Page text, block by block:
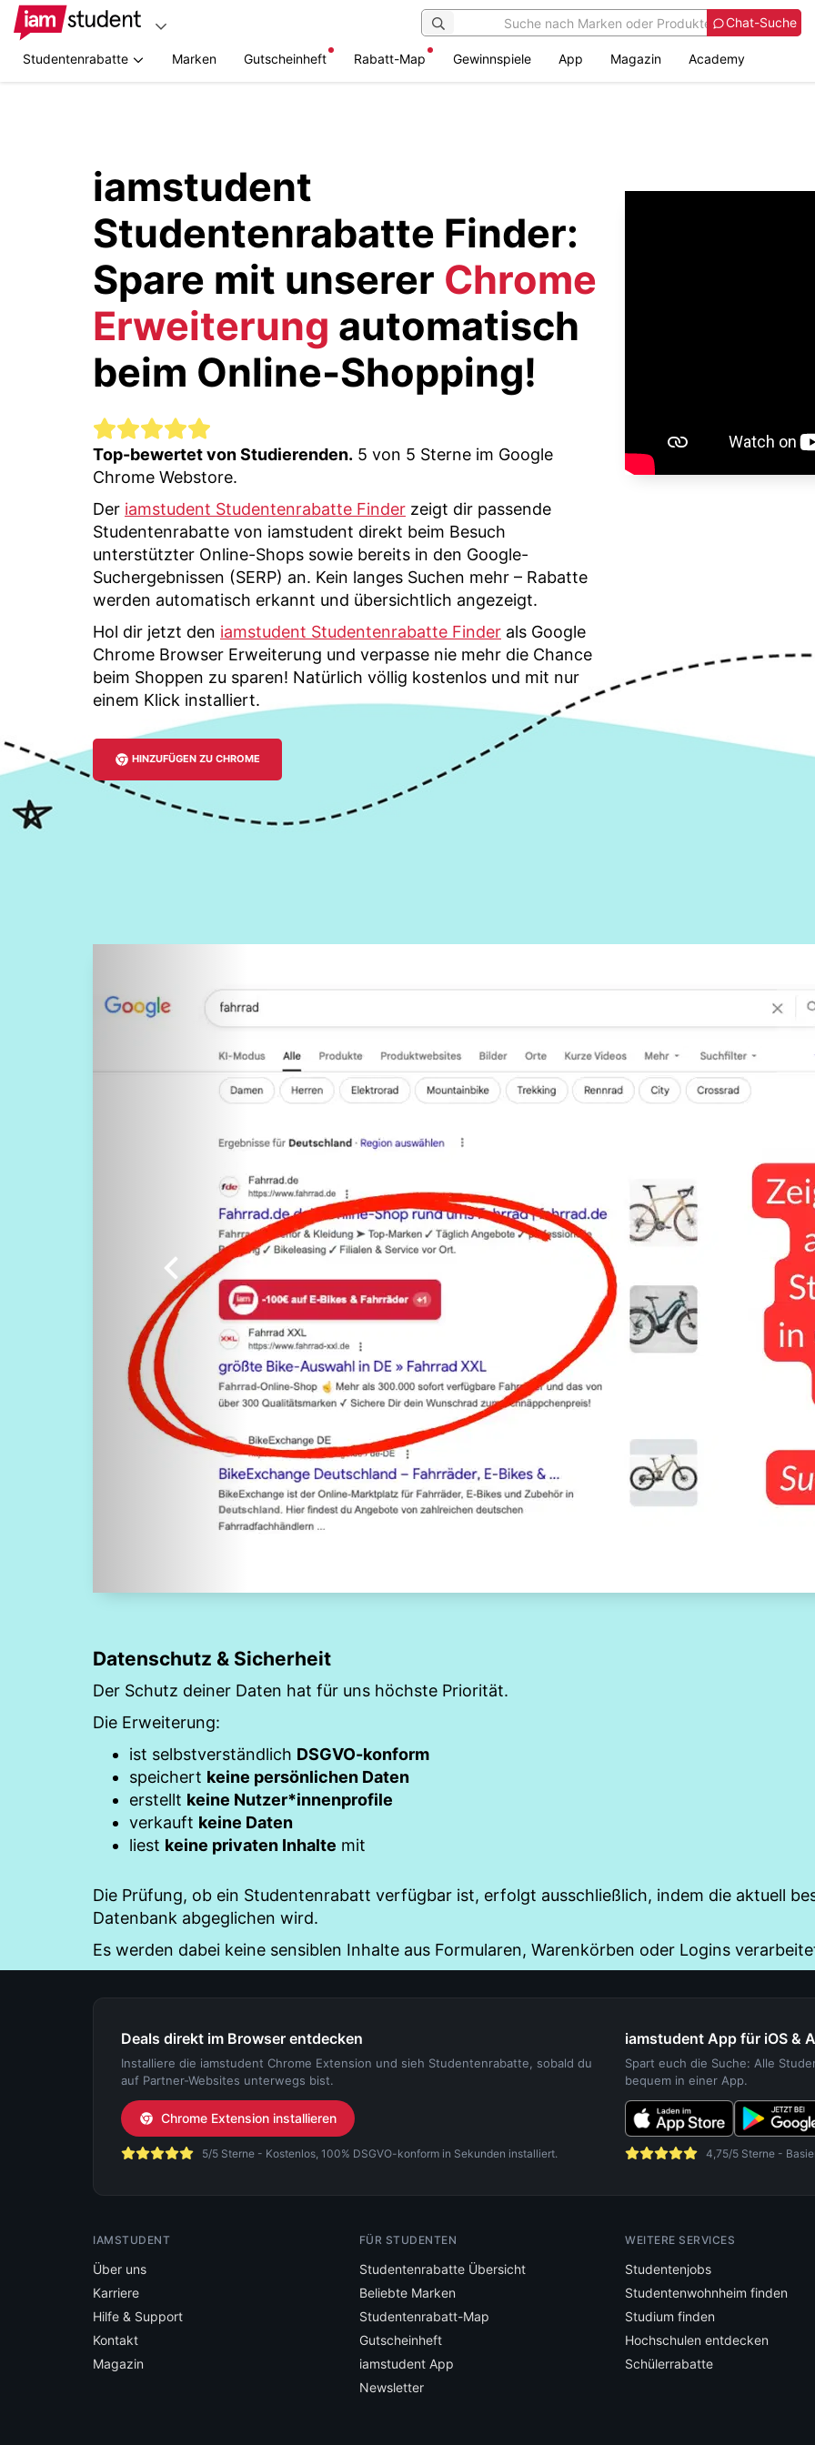
Chat-Suche
Studentenrabatte Marken Gutscheinheft Rabatt-Map Gewinnspiele App Magazin Academy
iamstudent
Studentenrabatte Finder:
Spare mit unserer Chrome
Erweiterung automatisch
beim Online-Shopping!
Top-bewertet von Studierenden. 5 von 5 Sterne im Google
Chrome Webstore.
Der iamstudent Studentenrabatte Finder zeigt dir passende
Studentenrabatte von iamstudent direkt beim Besuch
unterstützter Online-Shops sowie bereits in den Google-
Suchergebnissen (SERP) an. Kein langes Suchen mehr – Rabatte
werden automatisch erkannt und übersichtlich angezeigt.
Hol dir jetzt den iamstudent Studentenrabatte Finder als Google
Chrome Browser Erweiterung und verpasse nie mehr die Chance
beim Shoppen zu sparen! Natürlich völlig kostenlos und mit nur
einem Klick installiert.
HINZUFÜGEN ZU CHROME
Previous
Datenschutz & Sicherheit
Der Schutz deiner Daten hat für uns höchste Priorität.
Die Erweiterung:
ist selbstverständlich DSGVO-konform
speichert keine persönlichen Daten
erstellt keine Nutzer*innenprofile
verkauft keine Daten
liest keine privaten Inhalte mit
Die Prüfung, ob ein Studentenrabatt verfügbar ist, erfolgt ausschließlich, indem die aktuell
Datenbank abgeglichen wird.
Es werden dabei keine sensiblen Inhalte aus Formularen, Warenkörben oder Logins
Deals direkt im Browser entdecken
Installiere die iamstudent Chrome Extension und sieh Studentenrabatte, sobald du
auf Partner-Websites unterwegs bist.
Chrome Extension installieren
5/5 Sterne - Kostenlos, 100% DSGVO-konform in Sekunden installiert.
iamstudent App für iOS &
Spart euch die Suche: Alle
bequem in einer App.
4,75/5 Sterne -
IAMSTUDENT
Über uns
Karriere
Hilfe & Support
Kontakt
Magazin
FÜR STUDENTEN
Studentenrabatte Übersicht
Beliebte Marken
Studentenrabatt-Map
Gutscheinheft
iamstudent App
Newsletter
WEITERE SERVICES
Studentenjobs
Studentenwohnheim finden
Studium finden
Hochschulen entdecken
Schülerrabatte